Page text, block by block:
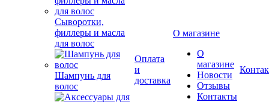
Сыворотки,
филлеры и масла
для волос
Шампунь для
волос
Оплата
и
доставка
О магазине
О
магазине
Новости
Отзывы
Контакты